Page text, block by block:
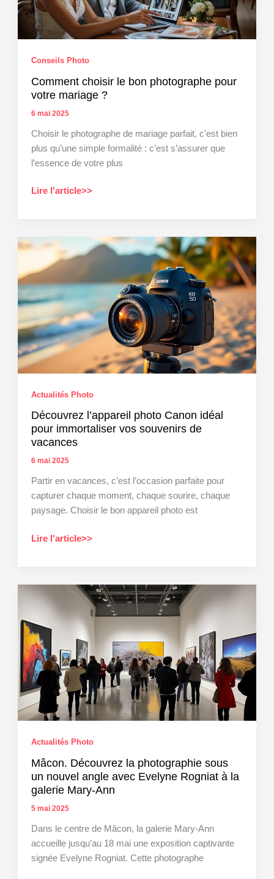
Conseils Photo
Comment choisir le bon photographe pour
votre mariage ?
6 mai 2025
Choisir le photographe de mariage parfait, c’est bien
plus qu’une simple formalité : c’est s’assurer que
l’essence de votre plus
Comment
bon
photographe
pour
mariage
?
Lire l'article>>
Actualités Photo
Découvrez l’appareil photo Canon idéal
pour immortaliser vos souvenirs de
vacances
6 mai 2025
Partir en vacances, c’est l’occasion parfaite pour
capturer chaque moment, chaque sourire, chaque
paysage. Choisir le bon appareil photo est
Découvrez
idéal
immortaliser
vos
souvenirs
de
vacances
Lire l'article>>
Actualités Photo
Mâcon. Découvrez la photographie sous
un nouvel angle avec Evelyne Rogniat à la
galerie Mary-Ann
5 mai 2025
Dans le centre de Mâcon, la galerie Mary-Ann
accueille jusqu’au 18 mai une exposition captivante
signée Evelyne Rogniat. Cette photographe